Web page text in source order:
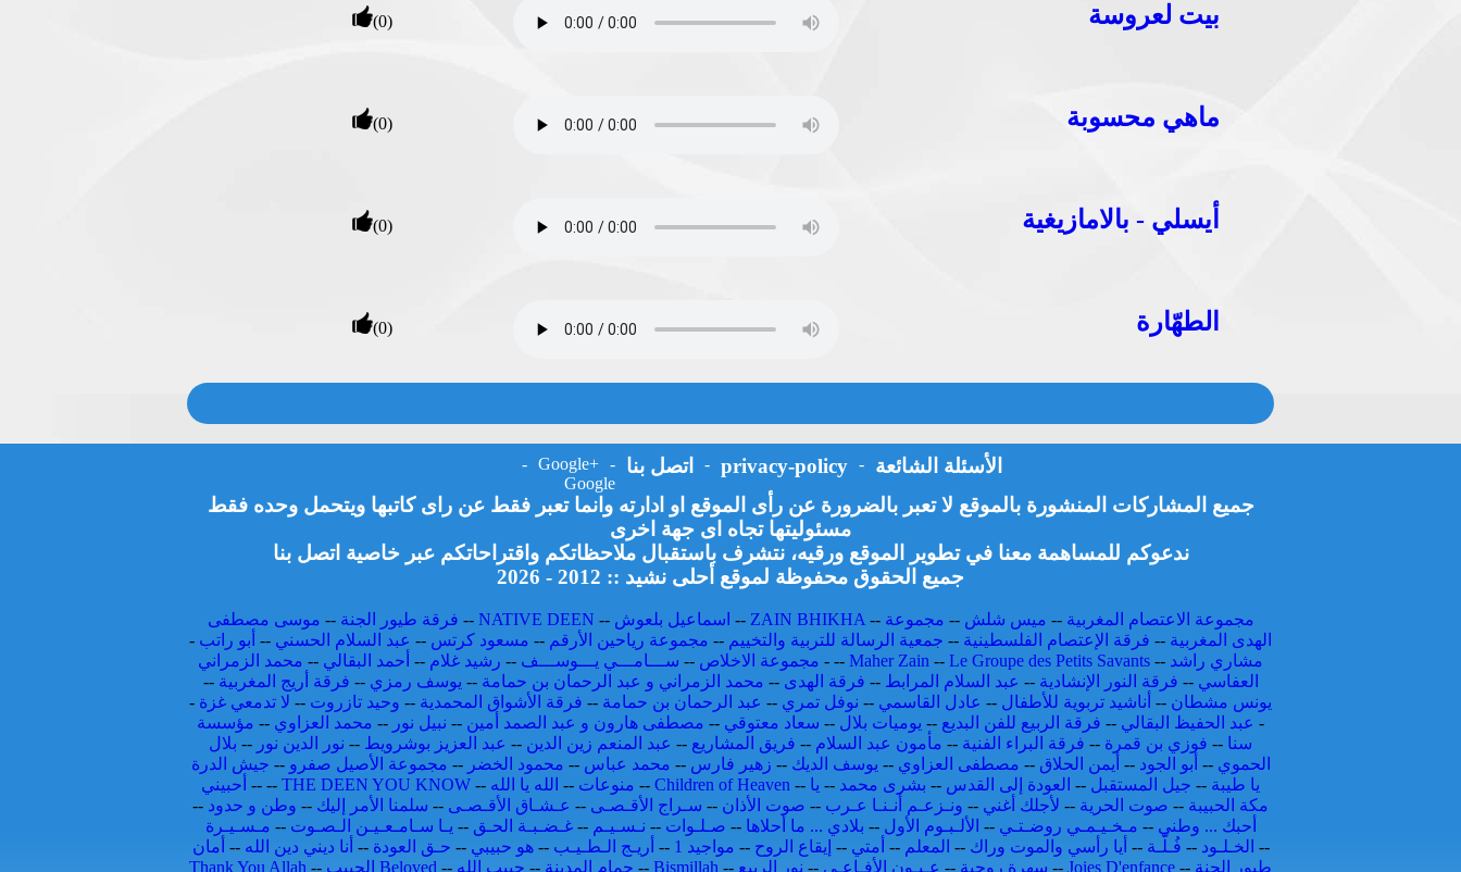
(0) بيت لعروسة
(0) ماهي محسوبة
(0) أيسلي - بالامازيغية
(0) الطهّارة
الأسئلة الشائعة -
privacy-policy
- اتصل بنا -
Google+
-
Google
جميع المشاركات المنشورة بالموقع لا تعبر بالضرورة عن رأى الموقع او ادارته وانما تعبر فقط عن راى كاتبها ويتحمل وحده فقط
مسئوليتها تجاه اى جهة اخرى
ندعوكم للمساهمة معنا في تطوير الموقع ورقيه، نتشرف باستقبال ملاحظاتكم واقتراحاتكم عبر خاصية اتصل بنا
جميع الحقوق محفوظة لموقع أحلى نشيد :: 2012 - 2026
فرقة طيور الجنة -- موسى مصطفى -- NATIVE DEEN -- اسماعيل بلعوش -- ZAIN BHIKHA -- مجموعة الاعتصام المغربية -- ميس شلش -- مجموعة
الهدى المغربية -- فرقة الإعتصام الفلسطينية -- جمعية الرسالة للتربية والتخييم -- مجموعة رياحين الأرقم -- مسعود كرتس -- عبد السلام الحسني -- أبو راتب -
- مجموعة الاخلاص -- ســـامـــي يـــوســـف -- رشيد غلام -- أحمد البقالي -- محمد الزمراني -- Maher Zain -- Le Groupe des Petits Savants -- مشاري راشد
العفاسي -- فرقة النور الإنشادية -- عبد السلام المرابط -- فرقة الهدى -- محمد الزمراني و عبد الرحمان بن حمامة -- يوسف رمزي -- فرقة أريج المغربية --
يونس مشطان -- أناشيد تربوية للأطفال -- عادل القاسمي -- نوفل تمري -- عبد الرحمان بن حمامة -- فرقة الأشواق المحمدية -- وحيد تازروت -- لا تدمعي غزة -
- عبد الحفيظ البقالي -- فرقة الربيع للفن البديع -- يوميات بلال -- سعاد معتوقي -- مصطفى هارون و عبد الصمد أمين -- نبيل نور -- محمد العزاوي -- مؤسسة
سنا -- فوزي بن قمرة -- فرقة البراء الفنية -- مأمون عبد السلام -- فريق المشاريع -- عبد المنعم زين الدين -- عبد العزيز بوشرويط -- نور الدين نور -- بلال
الحموي -- أبو الجود -- أيمن الحلاق -- مصطفى العزاوي -- يوسف الديك -- زهير فارس -- محمد عباس -- محمود الخضر -- مجموعة الأصيل صفرو -- جيش الدرة
-- أحبيني -- THE DEEN YOU KNOW -- منوعات -- الله يا الله -- Children of Heaven -- يا طيبة -- جيل المستقبل -- العودة إلى القدس -- بشرى محمد -- يا
مكة الحبيبة -- صوت الحرية -- لأجلك أغني -- ونـزعـم أنـنـا عـرب -- صوت الأذان -- سـراج الأقـصـى -- عـشـاق الأقـصـى -- سلمنا الأمر إليك -- وطن و حدود --
أحبك ... وطني -- مـخـيـمـي روضـتـي -- الألـبـوم الأول -- بلادي ... ما أحلاها -- صـلـوات -- نـسـيـم --غـضـبـة الحـق -- يـا سـامـعـيـن الـصـوت -- مـسـيـرة
الخـلـود -- فُـلّـة -- أيا رأسي والموت وراك -- المعلم -- أمتي -- إيقاع الروح -- مواجيد 1 -- أريـج الـطـيـب --هو حبيبي -- حـق العودة -- أنا ديني دين الله -- أمان
--
Thank You Allah -- الحبيب Beloved -- حمام المدينة -- حبيب الله -- Bismillah -- سهرة روحية -- عـيـون الأفـاعـي -- نور الربيع -- Joies D'enfance -- طيور الجنة